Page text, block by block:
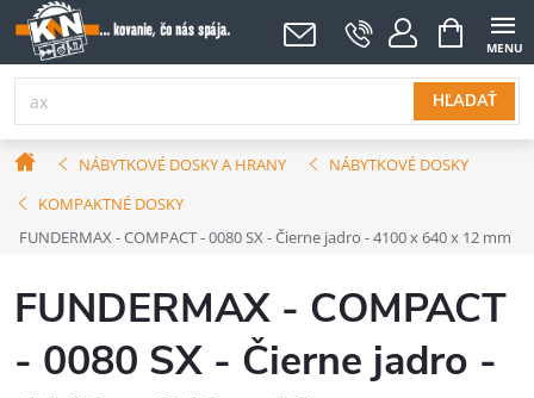
Prejsť
na
obsah
HĽADAŤ
NÁKUPNÝ
KOŠÍK
DomovNÁBYTKOVÉ DOSKY A HRANY
NÁBYTKOVÉ DOSKY
KOMPAKTNÉ DOSKY
FUNDERMAX - COMPACT - 0080 SX - Čierne jadro - 4100 x 640 x 12 mm
FUNDERMAX - COMPACT
- 0080 SX - Čierne jadro -